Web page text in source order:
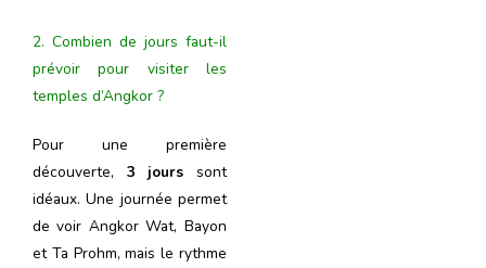
2. Combien de jours faut-il
prévoir pour visiter les
temples d’Angkor ?
Pour une première
découverte, 3 jours sont
idéaux. Une journée permet
de voir Angkor Wat, Bayon
et Ta Prohm, mais le rythme